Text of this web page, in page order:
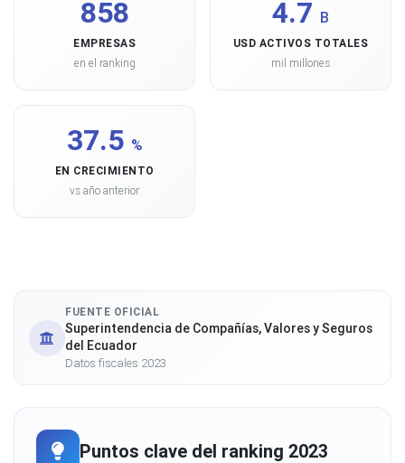
858
EMPRESAS
en el ranking
4.7 B
USD ACTIVOS TOTALES
mil millones
37.5 %
EN CRECIMIENTO
vs año anterior
FUENTE OFICIAL
Superintendencia de Compañías, Valores y Seguros
del Ecuador
Datos fiscales 2023
Puntos clave del ranking 2023